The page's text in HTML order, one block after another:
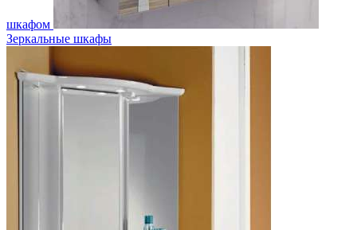
шкафом
Зеркальные шкафы